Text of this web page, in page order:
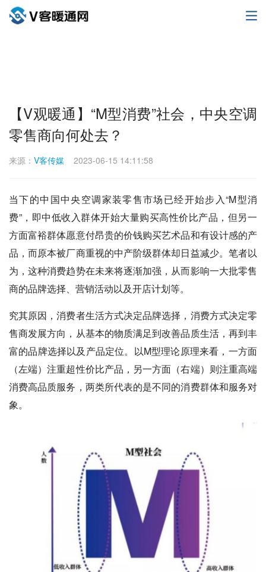
【V观暖通】“M型消费”社会，中央空调
零售商向何处去？
来源： V客传媒 2023-06-15 14:11:58
当下的中国中央空调家装零售市场已经开始步入“M型消
费”，即中低收入群体开始大量购买高性价比产品，但另一
方面富裕群体愿意付昂贵的价钱购买艺术品和有设计感的产
品，而原本被厂商重视的中产阶级群体却日益减少。笔者以
为，这种消费趋势在未来将逐渐加强，从而影响一大批零售
商的品牌选择、营销活动以及开店计划等。
究其原因，消费者生活方式决定品牌选择，消费方式决定零
售商发展方向，从基本的物质满足到改善品质生活，再到丰
富的品牌选择以及产品定位。以M型理论原理来看，一方面
（左端）注重超性价比产品，另一方面（右端）则注重高端
消费高品质服务，两类所代表的是不同的消费群体和服务对
象。